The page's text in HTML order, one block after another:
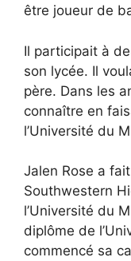
être joueur de
Il participait à
son lycée. Il
père. Dans les
connaître en
l’Université du
Jalen Rose a
Southwestern
l’Université du
diplôme de
commencé sa